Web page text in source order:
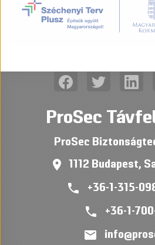
ProSec
ProSec
place 1112 Budapest,
phone +36-1-315-
phone +36-1-
mail